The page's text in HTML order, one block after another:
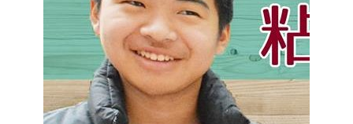
粘土職人よっちゃんと映画監督松本卓也さん
と初顔合わせ